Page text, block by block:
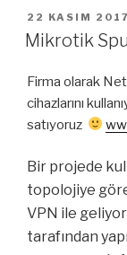
YAYIM
TARIHI
22 KASIM 2017
Mikrotik
Firma olarak
cihazlarını
satıyoruz
Bir projede
topolojiye
VPN ile
tarafından